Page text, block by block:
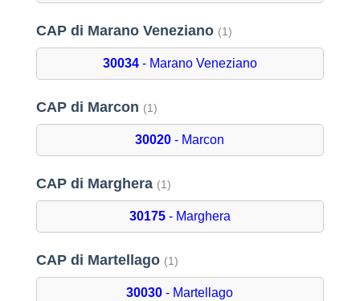
CAP di Marano Veneziano (1)
30034- Marano Veneziano
CAP di Marcon (1)
30020 - Marcon
CAP di Marghera (1)
30175- Marghera
CAP di Martellago (1)
30030 - Martellago